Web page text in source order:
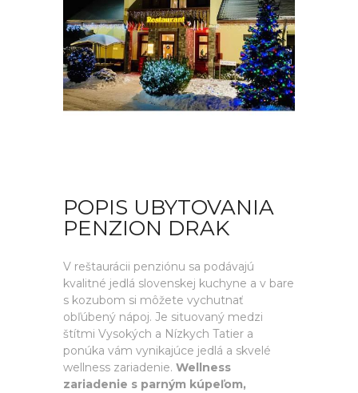
POPIS UBYTOVANIA
PENZION DRAK
V reštaurácii penziónu sa podávajú
kvalitné jedlá slovenskej kuchyne a v bare
s kozubom si môžete vychutnať
obľúbený nápoj. Je situovaný medzi
štítmi Vysokých a Nízkych Tatier a
ponúka vám vynikajúce jedlá a skvelé
wellness zariadenie. Wellness
zariadenie s parným kúpeľom,